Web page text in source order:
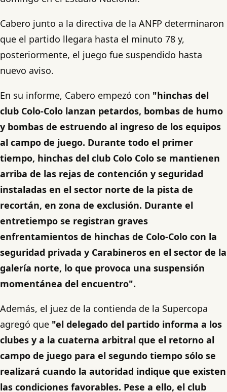
Cabero junto a la directiva de la ANFP determinaron
que el partido llegara hasta el minuto 78 y,
posteriormente, el juego fue suspendido hasta
nuevo aviso.
En su informe, Cabero empezó con "hinchas del
club Colo-Colo lanzan petardos, bombas de humo
y bombas de estruendo al ingreso de los equipos
al campo de juego. Durante todo el primer
tiempo, hinchas del club Colo Colo se mantienen
arriba de las rejas de contención y seguridad
instaladas en el sector norte de la pista de
recortán, en zona de exclusión. Durante el
entretiempo se registran graves
enfrentamientos de hinchas de Colo-Colo con la
seguridad privada y Carabineros en el sector de la
galería norte, lo que provoca una suspensión
momentánea del encuentro".
Además, el juez de la contienda de la Supercopa
agregó que "el delegado del partido informa a los
clubes y a la cuaterna arbitral que el retorno al
campo de juego para el segundo tiempo sólo se
realizará cuando la autoridad indique que existen
las condiciones favorables. Pese a ello, el club